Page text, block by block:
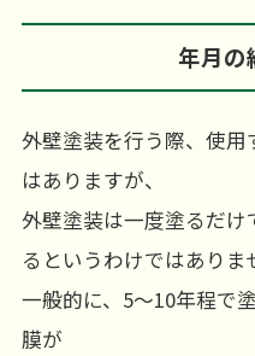
年月の
外壁塗装を行う際、使用
はありますが、
外壁塗装は一度塗るだ
るというわけではありま
一般的に、5～10年程で
膜が